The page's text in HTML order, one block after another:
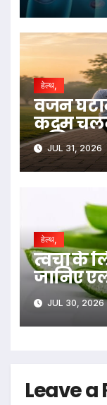
हेल्थ,
वजन
कदम
गणित
JUL 31, 2026
हेल्थ,
त्वचा के
जानिए
नुकसान
JUL 30, 2026
Leave a